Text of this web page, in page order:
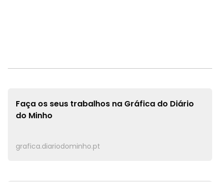
Faça os seus trabalhos na Gráfica do Diário
do Minho
grafica.diariodominho.pt